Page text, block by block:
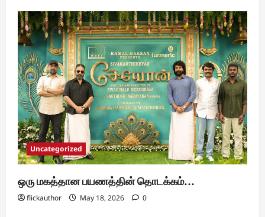
Uncategorized
ஒரு மகத்தான பயணத்தின் தொடக்கம்…
flickauthor May 18, 2026 0